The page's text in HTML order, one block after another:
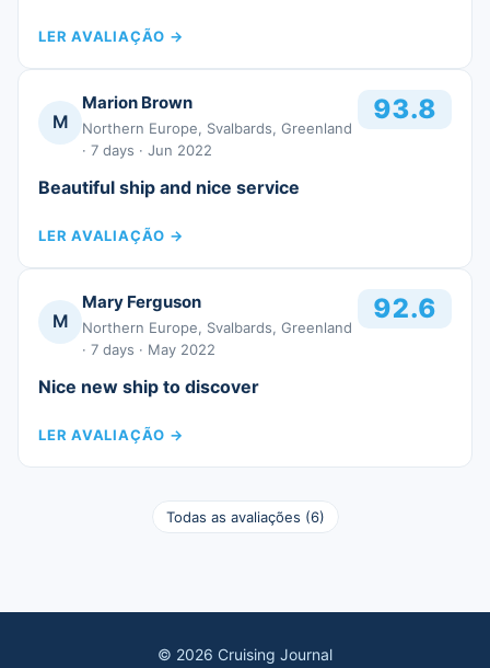
LER AVALIAÇÃO →
M
Marion Brown
Northern Europe, Svalbards, Greenland
· 7 days · Jun 2022
93.8
Beautiful ship and nice service
LER AVALIAÇÃO →
M
Mary Ferguson
Northern Europe, Svalbards, Greenland
· 7 days · May 2022
92.6
Nice new ship to discover
LER AVALIAÇÃO →
Todas as avaliações (6)
© 2026 Cruising Journal